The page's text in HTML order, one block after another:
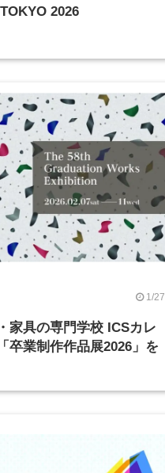
2026
1/27
家具の専門学校 ICSカレ
卒業制作作品展2026」を